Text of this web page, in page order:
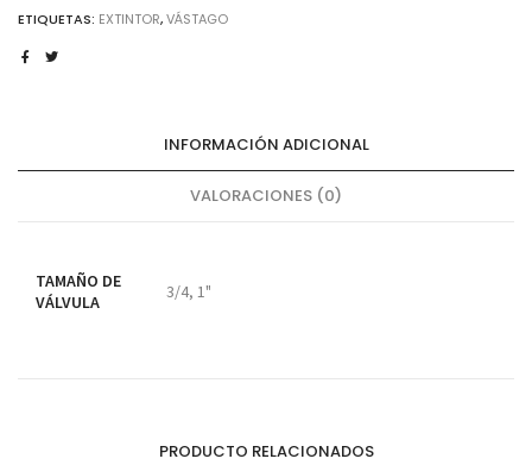
ETIQUETAS: EXTINTOR,VÁSTAGO
INFORMACIÓN ADICIONAL
VALORACIONES (0)
TAMAÑO DE
VÁLVULA
3/4, 1"
PRODUCTO RELACIONADOS